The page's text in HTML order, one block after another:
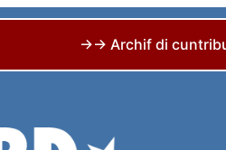
→→ Archif di